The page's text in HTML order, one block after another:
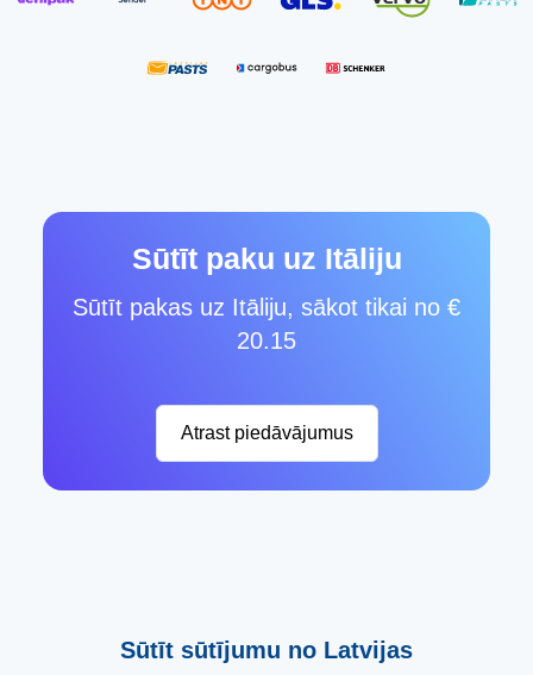
Sūtīt paku uz Itāliju
Sūtīt pakas uz Itāliju, sākot tikai no €
20.15
Atrast piedāvājumus
Sūtīt sūtījumu no Latvijas